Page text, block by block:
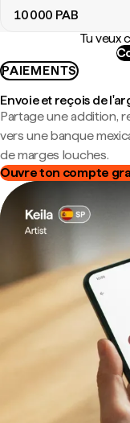
10 000 PAB
Tu veux
PAIEMENTS
Envoie et reçois de
Partage une addition,
vers une banque
de marges louches.
Ouvre ton compte